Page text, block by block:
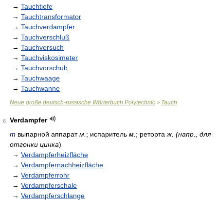
→ Tauchtiefe
→ Tauchtransformator
→ Tauchverdampfer
→ Tauchverschluß
→ Tauchversuch
→ Tauchviskosimeter
→ Tauchvorschub
→ Tauchwaage
→ Tauchwanne
Neue große deutsch-russische Wörterbuch Polytechnic > Tauch
6
Verdampfer
m выпарной аппаратм. ; испаритель м. ; реторта ж. (напр., для
отгонки цинка)
→ Verdampferheizfläche
→ Verdampfernachheizfläche
→ Verdampferrohr
→ Verdampferschale
→ Verdampferschlange